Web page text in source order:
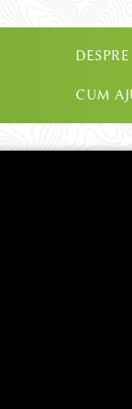
CUM